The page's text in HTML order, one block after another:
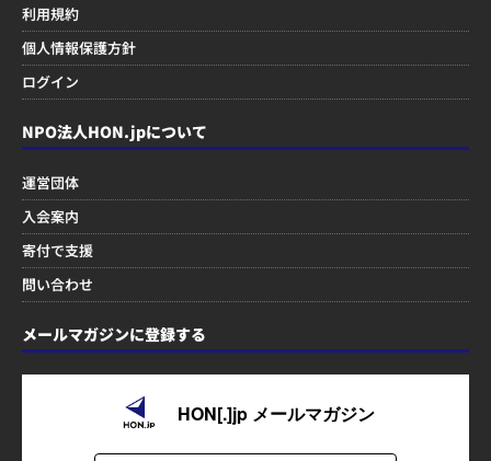
利用規約
個人情報保護方針
ログイン
NPO法人HON.jpについて
運営団体
入会案内
寄付で支援
問い合わせ
メールマガジンに登録する